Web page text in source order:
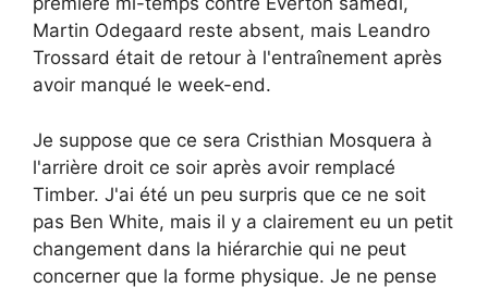
Martin Odegaard reste absent, mais Leandro
Trossard était de retour à l'entraînement après
avoir manqué le week-end.
Je suppose que ce sera Cristhian Mosquera à
l'arrière droit ce soir après avoir remplacé
Timber. J'ai été un peu surpris que ce ne soit
pas Ben White, mais il y a clairement eu un petit
changement dans la hiérarchie qui ne peut
concerner que la forme physique. Je ne pense